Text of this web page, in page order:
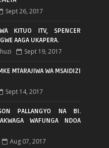
Sept 26, 2017
KITUO ITV, SPENCER
AAGA UKAPERA.
Sept 19, 2017
MTARAJIWA WA MSAIDIZI
Sept 14, 2017
PALLANGYO NA BI.
WAFUNGA NDOA
Aug 07, 2017